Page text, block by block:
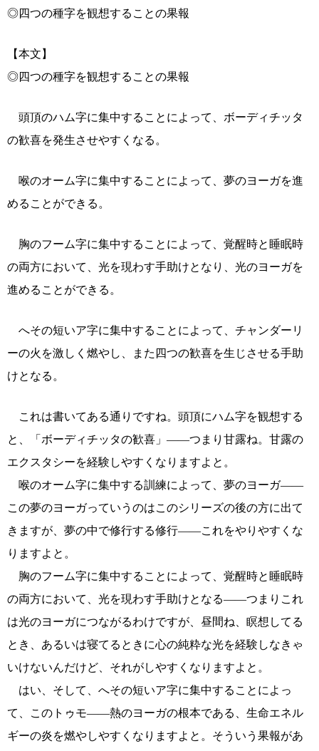
◎四つの種字を観想することの果報
【本文】
◎四つの種字を観想することの果報
頭頂のハム字に集中することによって、ボーディチッタ
の歓喜を発生させやすくなる。
喉のオーム字に集中することによって、夢のヨーガを進
めることができる。
胸のフーム字に集中することによって、覚醒時と睡眠時
の両方において、光を現わす手助けとなり、光のヨーガを
進めることができる。
へその短いア字に集中することによって、チャンダーリ
ーの火を激しく燃やし、また四つの歓喜を生じさせる手助
けとなる。
これは書いてある通りですね。頭頂にハム字を観想する
と、「ボーディチッタの歓喜」――つまり甘露ね。甘露の
エクスタシーを経験しやすくなりますよと。
喉のオーム字に集中する訓練によって、夢のヨーガ――
この夢のヨーガっていうのはこのシリーズの後の方に出て
きますが、夢の中で修行する修行――これをやりやすくな
りますよと。
胸のフーム字に集中することによって、覚醒時と睡眠時
の両方において、光を現わす手助けとなる――つまりこれ
は光のヨーガにつながるわけですが、昼間ね、瞑想してる
とき、あるいは寝てるときに心の純粋な光を経験しなきゃ
いけないんだけど、それがしやすくなりますよと。
はい、そして、へその短いア字に集中することによっ
て、このトゥモ――熱のヨーガの根本である、生命エネル
ギーの炎を燃やしやすくなりますよと。そういう果報があ